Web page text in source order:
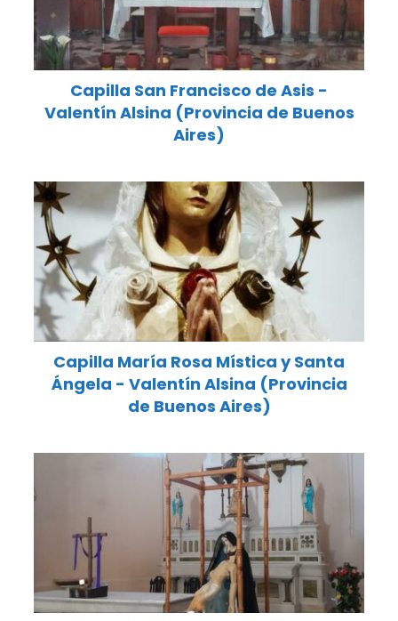
Capilla San Francisco de Asis -
Valentín Alsina (Provincia de Buenos
Aires)
Capilla María Rosa Mística y Santa
Ángela - Valentín Alsina (Provincia
de Buenos Aires)